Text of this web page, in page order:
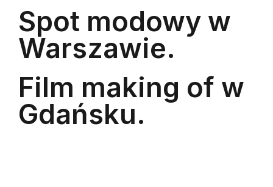
Spot modowy w
Warszawie.
Film making of w
Gdańsku.